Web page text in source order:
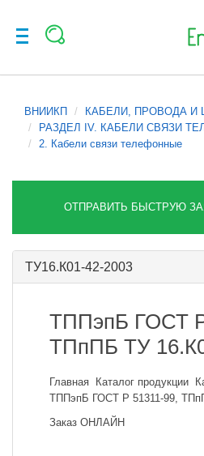
ВНИИКП
КАБЕЛИ, ПРОВОДА И
РАЗДЕЛ IV. КАБЕЛИ СВЯЗИ
2. Кабели связи телефонные
ОТПРАВИТЬ БЫСТРУЮ
ТУ16.К01-42-2003
ТППэпБ ГОСТ Р
ТПпПБ ТУ
Главная Каталог продукции
ТППэпБ ГОСТ Р 51311-99,
Заказ ОНЛАЙН